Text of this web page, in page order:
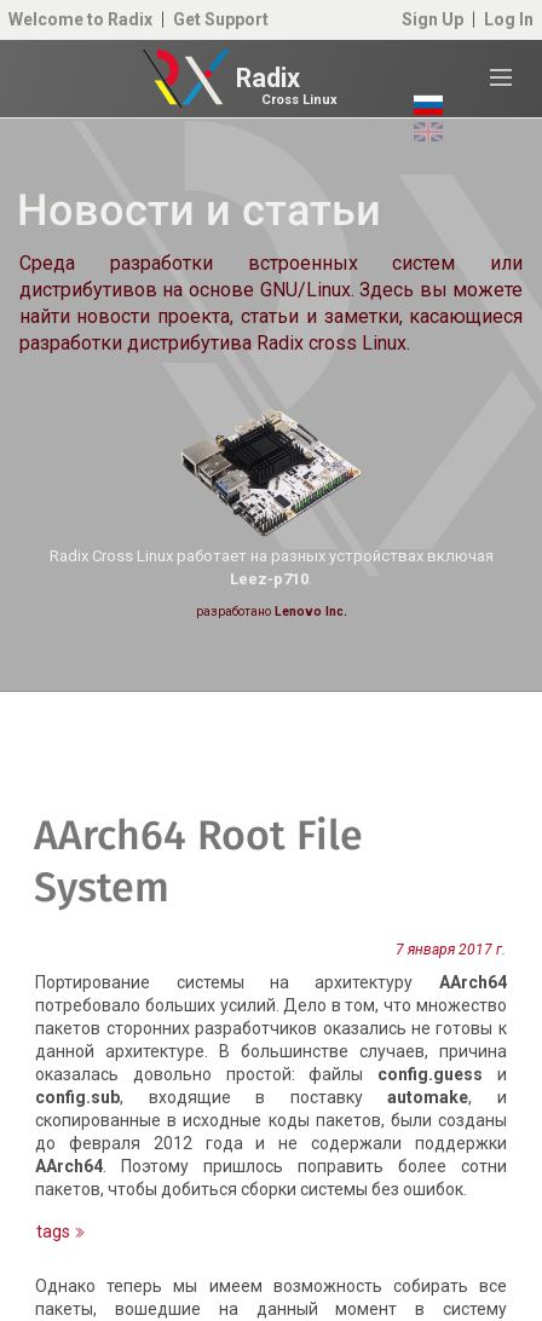
Welcome to Radix Get Support Sign Up Log In
Radix
Cross Linux
Новости и статьи
Среда разработки встроенных систем или
дистрибутивов на основе GNU/Linux. Здесь вы можете
найти новости проекта, статьи и заметки, касающиеся
разработки дистрибутива Radix cross Linux.
Radix Cross Linux работает на разных устройствах включая
Leez‑p710.
разработано Lenovo Inc.
AArch64 Root File
System
7 января 2017 г.
Портирование системы на архитектуру AArch64
потребовало больших усилий. Дело в том, что множество
пакетов сторонних разработчиков оказались не готовы к
данной архитектуре. В большинстве случаев, причина
оказалась довольно простой: файлы config.guess и
config.sub, входящие в поставкуautomake, и
скопированные в исходные коды пакетов, были созданы
до февраля 2012 года и не содержали поддержки
AArch64. Поэтому пришлось поправить более сотни
пакетов, чтобы добиться сборки системы без ошибок.
tags
Однако теперь мы имеем возможность собирать все
пакеты, вошедшие на данный момент в систему